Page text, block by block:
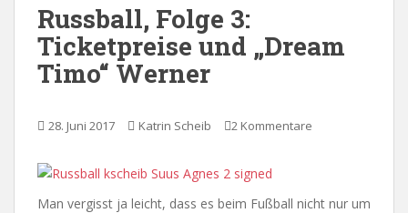
Russball, Folge 3:
Ticketpreise und „Dream
Timo“ Werner
28. Juni 2017 Katrin Scheib 2 Kommentare
Man vergisst ja leicht, dass es beim Fußball nicht nur um